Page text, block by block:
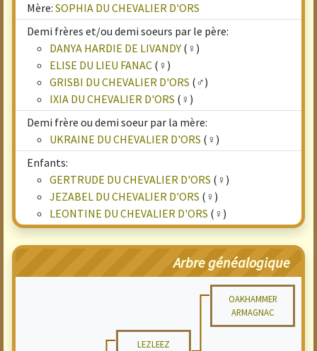
Mère: SOPHIA DU CHEVALIER D'ORS
Demi frères et/ou demi soeurs par le père:
DANYA HARDIE DE LIVANDY (♀)
ELISE DU LIEU FANAC (♀)
GRISBI DU CHEVALIER D'ORS (♂)
IXIA DU CHEVALIER D'ORS (♀)
Demi frère ou demi soeur par la mère:
UKRAINE DU CHEVALIER D'ORS (♀)
Enfants:
GERTRUDE DU CHEVALIER D'ORS (♀)
JEZABEL DU CHEVALIER D'ORS (♀)
LEONTINE DU CHEVALIER D'ORS (♀)
Arbre généalogique
OAKHAMMER
ARMAGNAC
LEZLEEZ